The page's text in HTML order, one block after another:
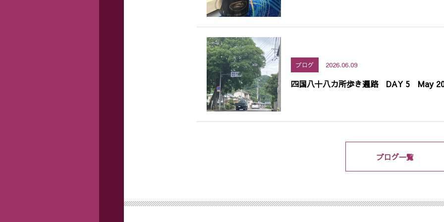
ブログ 2026.06.09
四国八十八カ所歩き遍路 DAY 5 May
ブログ一覧